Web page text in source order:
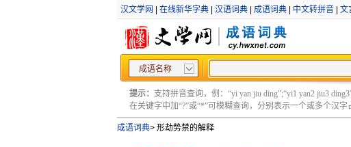
汉文学网 在线新华字典| 汉语词典| 成语词典| 中文转拼音| 文
成语名称
提示： 支持拼音查询，例：“yi yan jiu ding”;“yi1 yan2 jiu3 ding3”
在关键字中加“?”或“*”可模糊查询，分别表示一个或多个汉字
成语词典>形劫势禁的解释